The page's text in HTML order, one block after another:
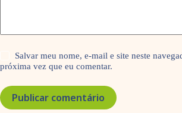
Salvar meu nome, e-mail e site neste
próxima vez que eu comentar.
Publicar comentário